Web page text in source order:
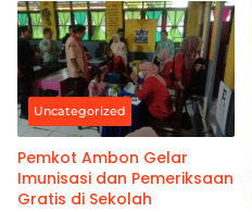
Uncategorized
Pemkot Ambon Gelar
Imunisasi dan Pemeriksaan
Gratis di Sekolah